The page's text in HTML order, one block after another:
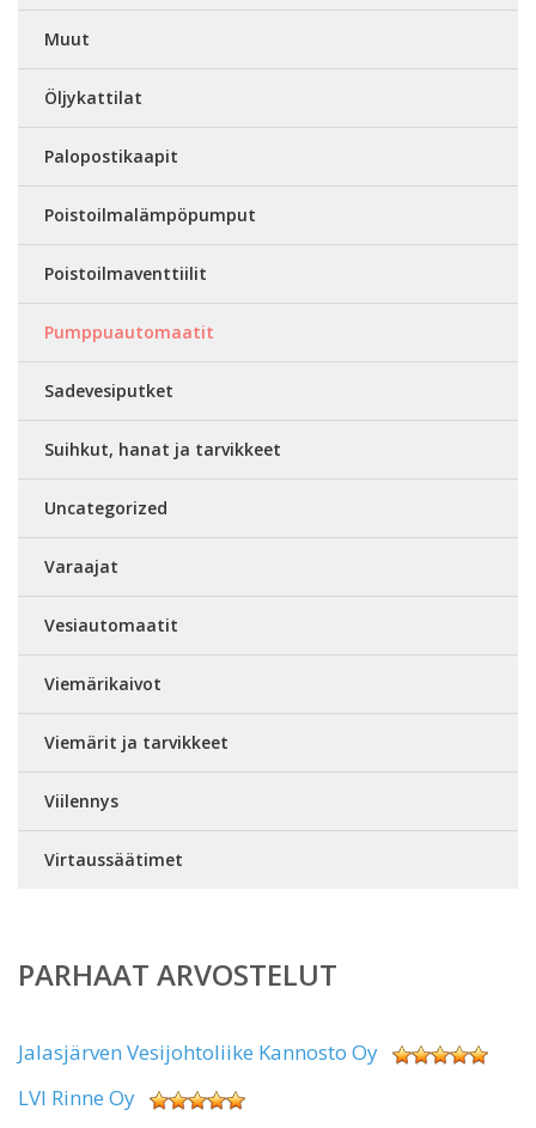
Muut
Öljykattilat
Palopostikaapit
Poistoilmalämpöpumput
Poistoilmaventtiilit
Pumppuautomaatit
Sadevesiputket
Suihkut, hanat ja tarvikkeet
Uncategorized
Varaajat
Vesiautomaatit
Viemärikaivot
Viemärit ja tarvikkeet
Viilennys
Virtaussäätimet
PARHAAT ARVOSTELUT
Jalasjärven Vesijohtoliike Kannosto Oy
LVI Rinne Oy